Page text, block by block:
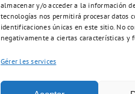
almacenar y/o acceder a la información
tecnologías nos permitirá procesar datos
identificaciones únicas en este sitio. No
negativamente a ciertas características y
Gérer les services